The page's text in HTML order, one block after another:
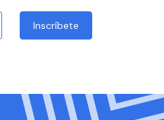
Inscríbete